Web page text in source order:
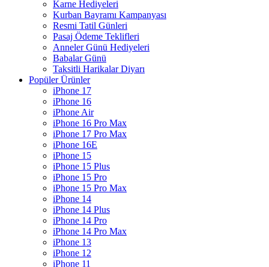
Karne Hediyeleri
Kurban Bayramı Kampanyası
Resmi Tatil Günleri
Pasaj Ödeme Teklifleri
Anneler Günü Hediyeleri
Babalar Günü
Taksitli Harikalar Diyarı
Popüler Ürünler
iPhone 17
iPhone 16
iPhone Air
iPhone 16 Pro Max
iPhone 17 Pro Max
iPhone 16E
iPhone 15
iPhone 15 Plus
iPhone 15 Pro
iPhone 15 Pro Max
iPhone 14
iPhone 14 Plus
iPhone 14 Pro
iPhone 14 Pro Max
iPhone 13
iPhone 12
iPhone 11